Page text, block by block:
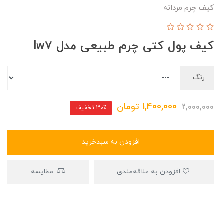
کیف چرم مردانه
کیف پول کتی چرم طبیعی مدل lw7
رنگ
2,000,000
1,400,000 تومان 30٪ تخفیف
افزودن به سبدخرید
مقایسه